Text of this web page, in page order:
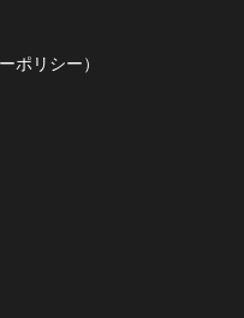
ポリシー）